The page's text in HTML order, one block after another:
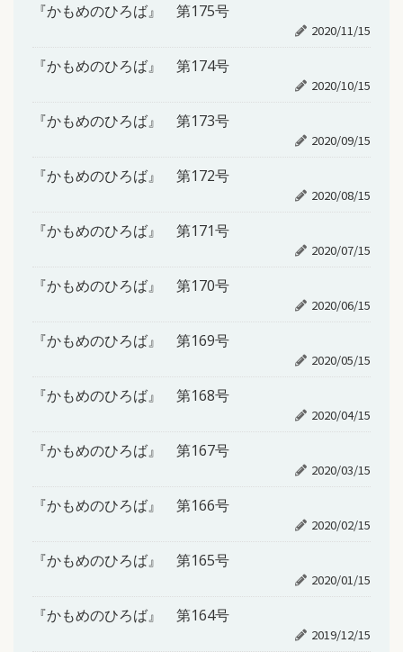
『かもめのひろば』 第175号
2020/11/15
『かもめのひろば』 第174号
2020/10/15
『かもめのひろば』 第173号
2020/09/15
『かもめのひろば』 第172号
2020/08/15
『かもめのひろば』 第171号
2020/07/15
『かもめのひろば』 第170号
2020/06/15
『かもめのひろば』 第169号
2020/05/15
『かもめのひろば』 第168号
2020/04/15
『かもめのひろば』 第167号
2020/03/15
『かもめのひろば』 第166号
2020/02/15
『かもめのひろば』 第165号
2020/01/15
『かもめのひろば』 第164号
2019/12/15